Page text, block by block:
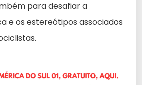
para desafiar a
e os estereótipos associados